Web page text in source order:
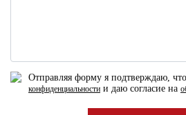
Отправляя форму я подтверждаю,
конфиденциальности и даю согласие на